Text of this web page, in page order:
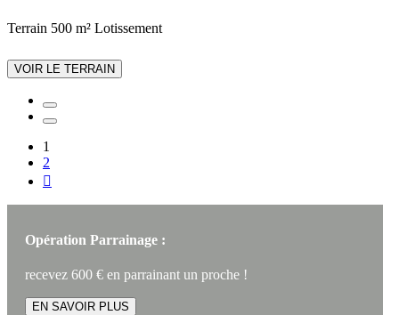
Terrain 500 m² Lotissement
VOIR LE TERRAIN
1
2

Opération Parrainage :
recevez 600 € en parrainant un proche !
EN SAVOIR PLUS